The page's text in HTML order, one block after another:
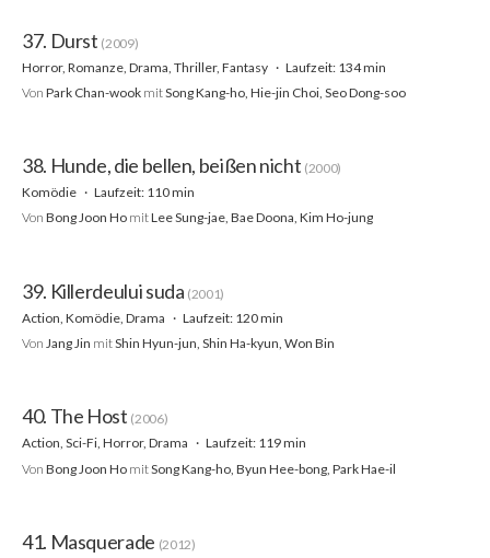
37. Durst (2009)
Horror, Romanze, Drama, Thriller, Fantasy
Laufzeit: 134 min
Von Park Chan-wook mitSong Kang-ho, Hie-jin Choi, Seo Dong-soo
38. Hunde, die bellen, beißen nicht (2000)
Komödie
Laufzeit: 110 min
Von Bong Joon Ho mitLee Sung-jae, Bae Doona, Kim Ho-jung
39. Killerdeului suda (2001)
Action, Komödie, Drama
Laufzeit: 120 min
Von Jang Jin mitShin Hyun-jun, Shin Ha-kyun, Won Bin
40. The Host (2006)
Action, Sci-Fi, Horror, Drama
Laufzeit: 119 min
Von Bong Joon Ho mitSong Kang-ho, Byun Hee-bong, Park Hae-il
41. Masquerade (2012)